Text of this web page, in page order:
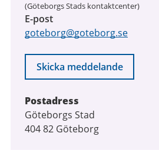
(Göteborgs Stads kontaktcenter)
E-post
goteborg@goteborg.se
Skicka meddelande
Postadress
Göteborgs Stad
404 82 Göteborg